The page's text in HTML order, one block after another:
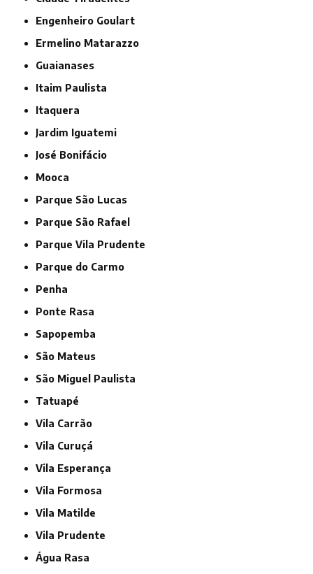
Engenheiro Goulart
Ermelino Matarazzo
Guaianases
Itaim Paulista
Itaquera
Jardim Iguatemi
José Bonifácio
Mooca
Parque São Lucas
Parque São Rafael
Parque Vila Prudente
Parque do Carmo
Penha
Ponte Rasa
Sapopemba
São Mateus
São Miguel Paulista
Tatuapé
Vila Carrão
Vila Curuçá
Vila Esperança
Vila Formosa
Vila Matilde
Vila Prudente
Água Rasa